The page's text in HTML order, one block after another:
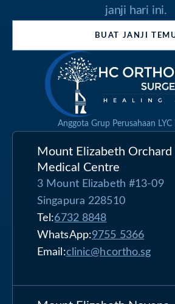
janji hari ini.
BUAT JANJI
Anggota Grup Perusahaan
Mount Elizabeth Orchard
Medical Centre
3 Mount Elizabeth #13-09
Singapura 228510
Tel:6732 8848
WhatsApp:9755 5366
Email:clinic@hcortho.sg